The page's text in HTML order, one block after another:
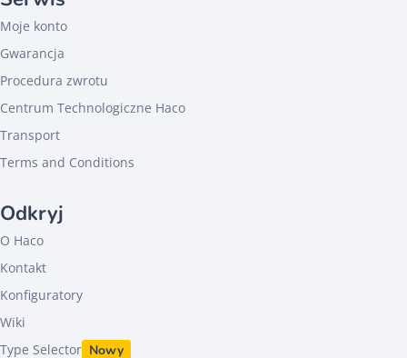
Moje konto
Gwarancja
Procedura zwrotu
Centrum Technologiczne Haco
Transport
Terms and Conditions
Odkryj
O Haco
Kontakt
Konfiguratory
Wiki
Type Selector Nowy